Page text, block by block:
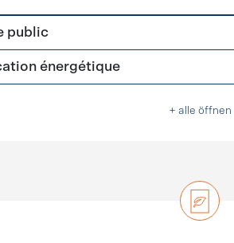
und Energieplanung
public
énergétique
+ alle öffnen